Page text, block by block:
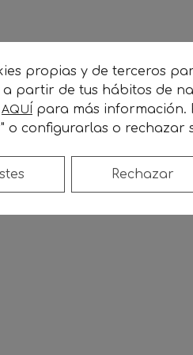
propias y de terceros
partir de tus hábitos de
AQUÍ para más información.
o configurarlas o rechazar
Rechazar